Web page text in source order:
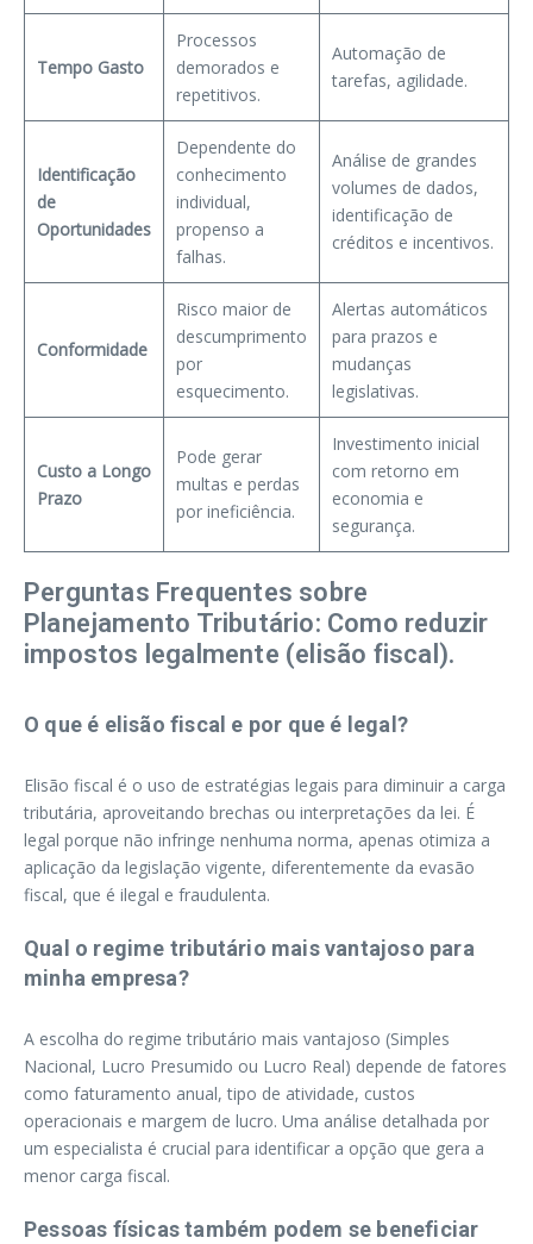
Tempo Gasto
Processos
demorados e
repetitivos.
Automação de
tarefas, agilidade.
Identificação
de
Oportunidades
Dependente do
conhecimento
individual,
propenso a
falhas.
Análise de grandes
volumes de dados,
identificação de
créditos e incentivos.
Conformidade
Risco maior de
descumprimento
por
esquecimento.
Alertas automáticos
para prazos e
mudanças
legislativas.
Custo a Longo
Prazo
Pode gerar
multas e perdas
por ineficiência.
Investimento inicial
com retorno em
economia e
segurança.
Perguntas Frequentes sobre
Planejamento Tributário: Como reduzir
impostos legalmente (elisão fiscal).
O que é elisão fiscal e por que é legal?
Elisão fiscal é o uso de estratégias legais para diminuir a carga
tributária, aproveitando brechas ou interpretações da lei. É
legal porque não infringe nenhuma norma, apenas otimiza a
aplicação da legislação vigente, diferentemente da evasão
fiscal, que é ilegal e fraudulenta.
Qual o regime tributário mais vantajoso para
minha empresa?
A escolha do regime tributário mais vantajoso (Simples
Nacional, Lucro Presumido ou Lucro Real) depende de fatores
como faturamento anual, tipo de atividade, custos
operacionais e margem de lucro. Uma análise detalhada por
um especialista é crucial para identificar a opção que gera a
menor carga fiscal.
Pessoas físicas também podem se beneficiar